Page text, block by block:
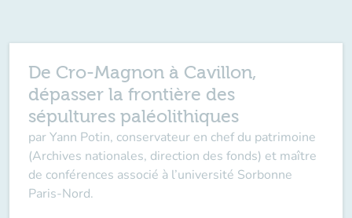
De Cro-Magnon à Cavillon,
dépasser la frontière des
sépultures paléolithiques
par Yann Potin, conservateur en chef du patrimoine
(Archives nationales, direction des fonds) et maître
de conférences associé à l’université Sorbonne
Paris-Nord.